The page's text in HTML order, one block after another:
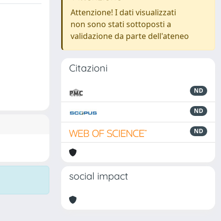
Attenzione! I dati visualizzati
non sono stati sottoposti a
validazione da parte dell'ateneo
Citazioni
ND
ND
ND
social impact